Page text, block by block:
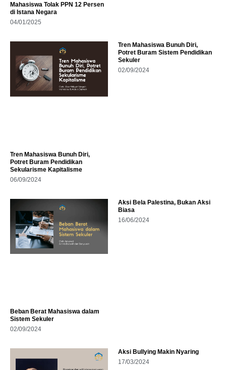
Mahasiswa Tolak PPN 12 Persen
di Istana Negara
04/01/2025
Tren Mahasiswa Bunuh Diri,
Potret Buram Pendidikan
Sekularisme Kapitalisme
06/09/2024
Tren Mahasiswa Bunuh Diri,
Potret Buram Sistem Pendidikan
Sekuler
02/09/2024
Beban Berat Mahasiswa dalam
Sistem Sekuler
02/09/2024
Aksi Bela Palestina, Bukan Aksi
Biasa
16/06/2024
Aksi Bullying Makin Nyaring
17/03/2024